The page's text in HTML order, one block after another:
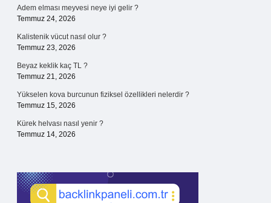
Adem elması meyvesi neye iyi gelir ?
Temmuz 24, 2026
Kalistenik vücut nasıl olur ?
Temmuz 23, 2026
Beyaz keklik kaç TL ?
Temmuz 21, 2026
Yükselen kova burcunun fiziksel özellikleri nelerdir ?
Temmuz 15, 2026
Kürek helvası nasıl yenir ?
Temmuz 14, 2026